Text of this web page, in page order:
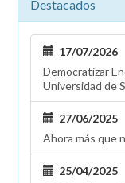
Destacados
17/07/2026
Democratizar
Universidad de
27/06/2025
Ahora más que
25/04/2025